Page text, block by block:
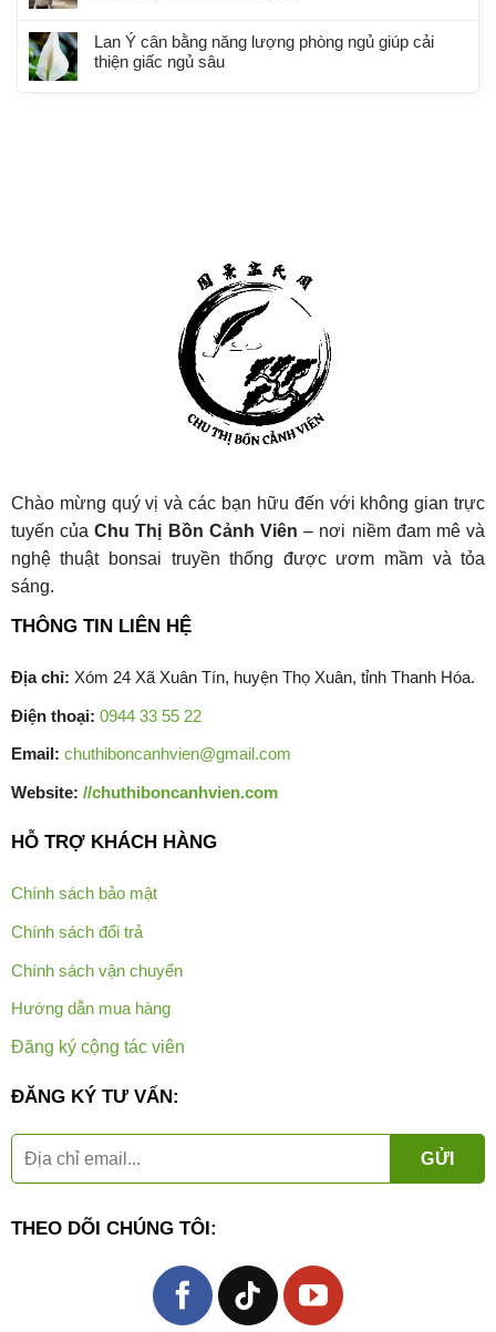
Lan Ý cân bằng năng lượng phòng ngủ giúp cải
thiện giấc ngủ sâu
Chào mừng quý vị và các bạn hữu đến với không gian trực
tuyến củaChu Thị Bồn Cảnh Viên – nơi niềm đam mê và
nghệ thuật bonsai truyền thống được ươm mầm và tỏa
sáng.
THÔNG TIN LIÊN HỆ
Địa chỉ: Xóm 24 Xã Xuân Tín, huyện Thọ Xuân, tỉnh Thanh Hóa.
Điện thoại: 0944 33 55 22
Email: chuthiboncanhvien@gmail.com
Website: //chuthiboncanhvien.com
HỖ TRỢ KHÁCH HÀNG
Chính sách bảo mật
Chính sách đổi trả
Chính sách vận chuyển
Hướng dẫn mua hàng
Đăng ký cộng tác viên
ĐĂNG KÝ TƯ VẤN:
THEO DÕI CHÚNG TÔI: